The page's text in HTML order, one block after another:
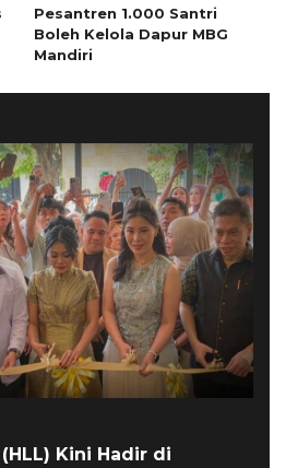
Pesantren 1.000 Santri
Boleh Kelola Dapur MBG
Mandiri
Kini Hadir di